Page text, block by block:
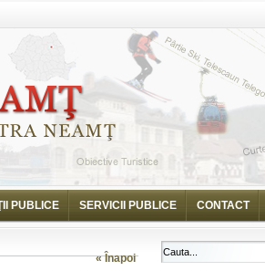
PUBLICE SERVICII PUBLICE CONTACT
« Înapoi